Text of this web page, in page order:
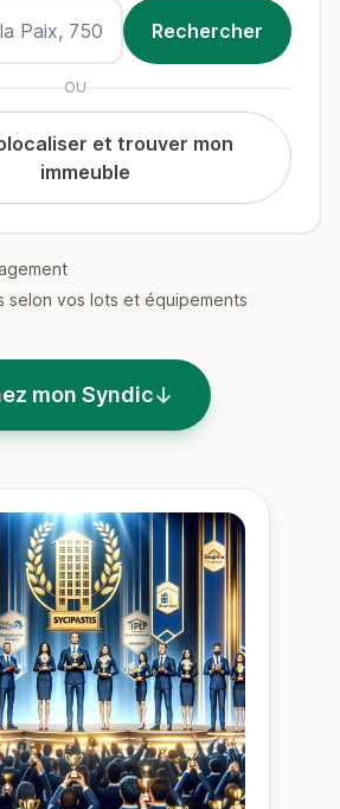
OU
et trouver mon
immeuble
selon vos lots et équipements
mon Syndic